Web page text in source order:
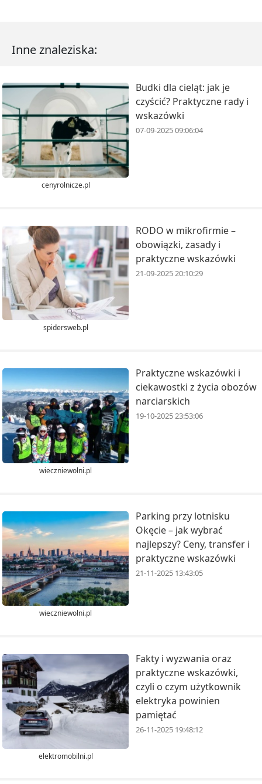
Inne znaleziska:
cenyrolnicze.pl
Budki dla cieląt: jak je
czyścić? Praktyczne rady i
wskazówki
07-09-2025 09:06:04
spidersweb.pl
RODO w mikrofirmie –
obowiązki, zasady i
praktyczne wskazówki
21-09-2025 20:10:29
wieczniewolni.pl
Praktyczne wskazówki i
ciekawostki z życia obozów
narciarskich
19-10-2025 23:53:06
wieczniewolni.pl
Parking przy lotnisku
Okęcie – jak wybrać
najlepszy? Ceny, transfer i
praktyczne wskazówki
21-11-2025 13:43:05
elektromobilni.pl
Fakty i wyzwania oraz
praktyczne wskazówki,
czyli o czym użytkownik
elektryka powinien
pamiętać
26-11-2025 19:48:12